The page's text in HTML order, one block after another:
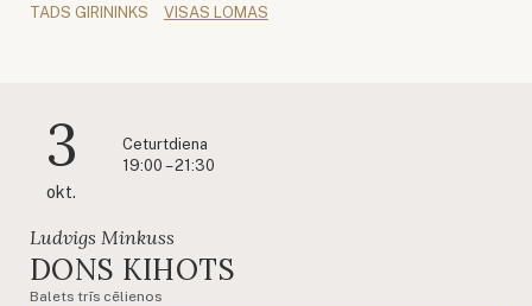
TADS GIRININKS
VISAS LOMAS
3
okt.
Ceturtdiena
19:00 – 21:30
Ludvigs Minkuss
DONS KIHOTS
Balets trīs cēlienos